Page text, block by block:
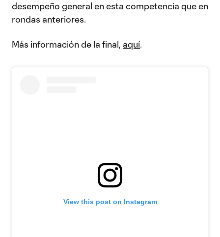
desempeño general en esta competencia que en
rondas anteriores.
Más información de la final, aquí.
View this post on Instagram